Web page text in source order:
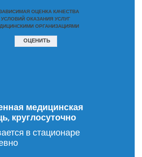
медицинская
круглосуточно
в стационаре